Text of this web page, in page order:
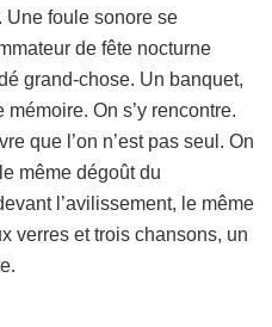
Une foule sonore se
de fête nocturne
grand-chose. Un banquet,
On s’y rencontre.
que l’on n’est pas seul. On
même dégoût du
l’avilissement, le même
verres et trois chansons, un